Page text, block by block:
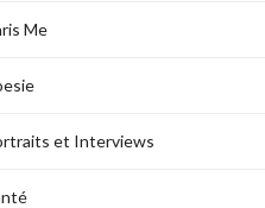
Me
et Interviews